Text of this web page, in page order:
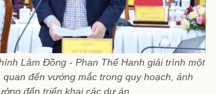
Lâm Đồng - Phan Thế Hanh giải trình một
quan đến vướng mắc trong quy hoạch, ảnh
đến triển khai các dự án